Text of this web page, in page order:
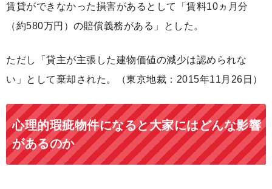
賃貸ができなかった損害があるとして「賃料10ヵ月分
（約580万円）の賠償義務がある」とした。
ただし「貸主が主張した建物価値の減少は認められな
い」として棄却された。（東京地裁：2015年11月26日）
心理的瑕疵物件になると大家にはどんな影響
があるのか